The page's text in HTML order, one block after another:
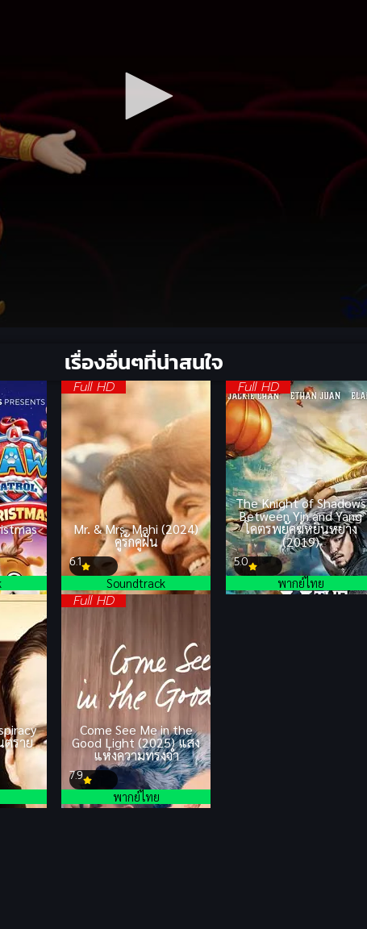
เรื่องอื่นๆที่น่าสนใจ
Full HD
Mr. & Mrs. Mahi (2024)
คู่รักคู่ฝัน
6.1
Soundtrack
Full HD
The Knight of Shadows
Between Yin and Yang
โคตรพยัคฆ์หยินหยาง
(2019)
5.0
พากย์ไทย
ตราย
Full HD
Come See Me in the
Good Light (2025) แสง
แห่งความทรงจำ
7.9
พากย์ไทย